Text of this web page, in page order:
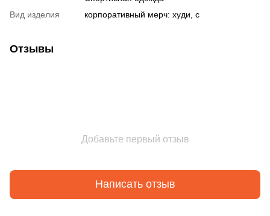
Вид изделия
корпоративный мерч: худи, с
Отзывы
Добавьте первый отзыв
Написать отзыв